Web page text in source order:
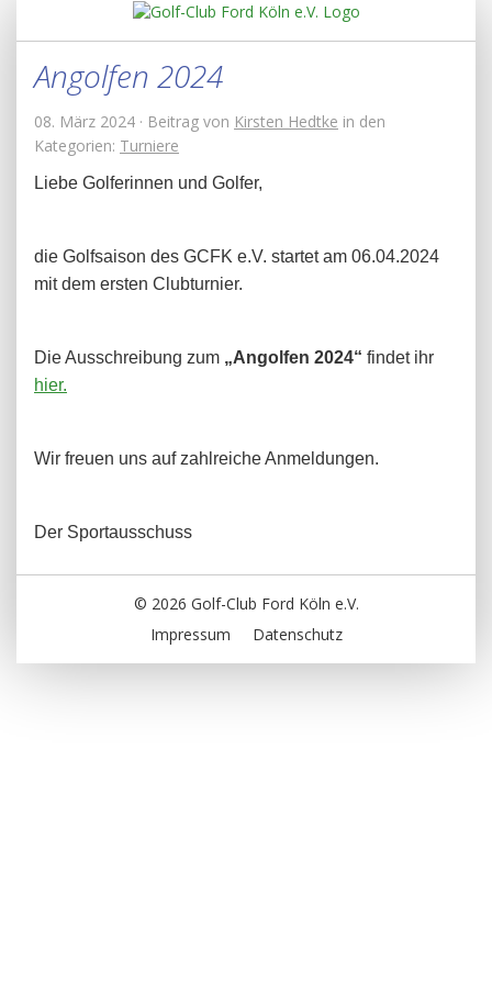
Angolfen 2024
08. März 2024 · Beitrag von Kirsten Hedtke in den
Kategorien: Turniere
Liebe Golferinnen und Golfer,
die Golfsaison des GCFK e.V. startet am 06.04.2024
mit dem ersten Clubturnier.
Die Ausschreibung zum „Angolfen 2024“ findet ihr
hier.
Wir freuen uns auf zahlreiche Anmeldungen.
Der Sportausschuss
© 2026 Golf-Club Ford Köln e.V.
Impressum
Datenschutz